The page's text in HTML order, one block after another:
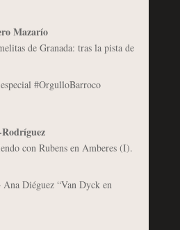
Mazarío
de Granada: tras la pista de
#OrgulloBarroco
con Rubens en Amberes (I).
Diéguez “Van Dyck en